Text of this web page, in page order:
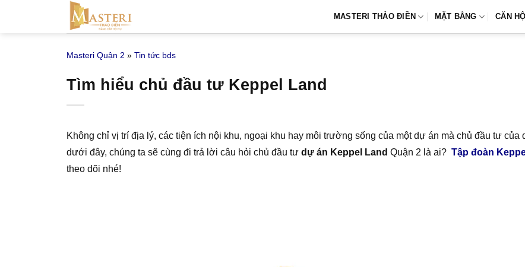
MASTERI THẢO ĐIỀN MẶT BẰNG CĂN
Masteri Quận 2 » Tin tức bds
Tìm hiểu chủ đầu tư Keppel Land
Không chỉ vị trí địa lý, các tiện ích nội khu, ngoại khu hay môi trường sống của một dự án mà chủ đầu tư
dưới đây, chúng ta sẽ cùng đi trả lời câu hỏi chủ đầu tư dự án Keppel Land Quận 2 là ai? Tập đoàn
theo dõi nhé!